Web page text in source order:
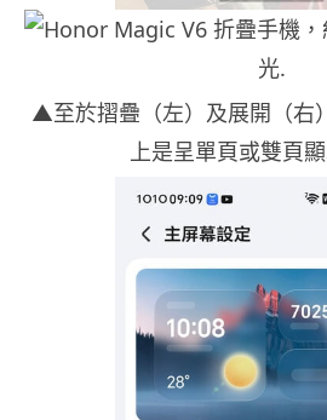
▲至於摺疊（左）及展開（右
上是呈單頁或雙頁